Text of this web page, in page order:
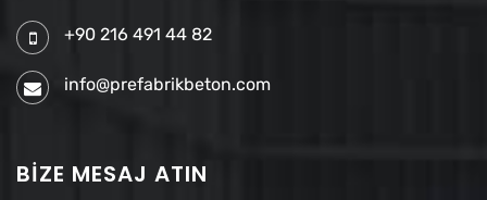
+90 216 491 44 82
info@prefabrikbeton.com
BIZE MESAJ ATIN